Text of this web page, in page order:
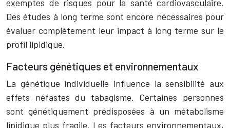
exemptes de risques pour la santé cardiovasculaire.
Des études à long terme sont encore nécessaires pour
évaluer complètement leur impact à long terme sur le
profil lipidique.
Facteurs génétiques et environnementaux
La génétique individuelle influence la sensibilité aux
effets néfastes du tabagisme. Certaines personnes
sont génétiquement prédisposées à un métabolisme
lipidique plus fragile. Les facteurs environnementaux,